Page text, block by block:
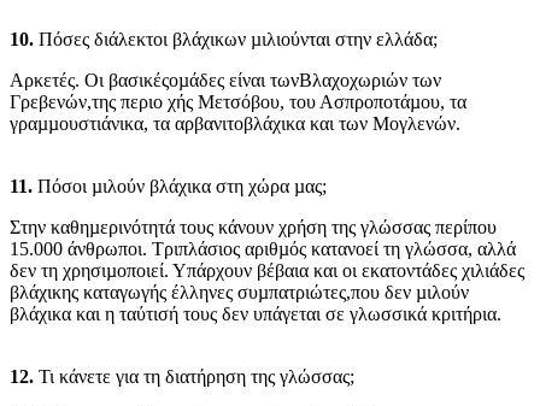
10. Πόσες διάλεκτοι βλάχικων µιλιούνται στην ελλάδα;
Αρκετές. Οι βασικέςοµάδες είναι τωνΒλαχοχωριών των
Γρεβενών,της περιο χής Μετσόβου, του Ασπροποτάµου, τα
γραµµουστιάνικα, τα αρβανιτοβλάχικα και των Μογλενών.
11. Πόσοι µιλούν βλάχικα στη χώρα µας;
Στην καθηµερινότητά τους κάνουν χρήση της γλώσσας περίπου
15.000 άνθρωποι. Τριπλάσιος αριθµός κατανοεί τη γλώσσα, αλλά
δεν τη χρησιµοποιεί. Υπάρχουν βέβαια και οι εκατοντάδες χιλιάδες
βλάχικης καταγωγής έλληνες συµπατριώτες,που δεν µιλούν
βλάχικα και η ταύτισή τους δεν υπάγεται σε γλωσσικά κριτήρια.
12. Τι κάνετε για τη διατήρηση της γλώσσας;